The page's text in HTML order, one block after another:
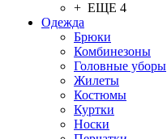
+ ЕЩЕ 4
Одежда
Брюки
Комбинезоны
Головные уборы
Жилеты
Костюмы
Куртки
Носки